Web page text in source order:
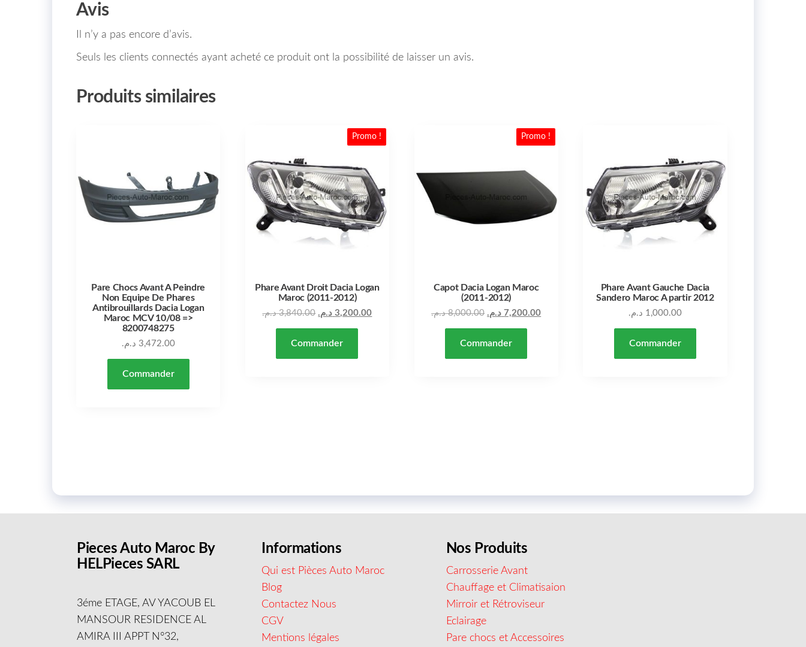
Avis
Il n’y a pas encore d’avis.
Seuls les clients connectés ayant acheté ce produit ont la possibilité de laisser un avis.
Produits similaires
Pare Chocs Avant A Peindre
Non Equipe De Phares
Antibrouillards Dacia Logan
Maroc MCV 10/08 =>
8200748275
3,472.00 د.م.
Commander
Promo !
Phare Avant Droit Dacia Logan
Maroc (2011-2012)
3,840.00 د.م. Le prix initial était : 3,840.00 د.م.. 3,200.00 د.م. Le prix actuel est : 3,200.00 د.م..
Commander
Promo !
Capot Dacia Logan Maroc
(2011-2012)
8,000.00 د.م. 7,200.00 د.م. Le prix actuel est : 7,200.00 د.م..
Commander
Phare Avant Gauche Dacia
Sandero Maroc A partir 2012
1,000.00 د.م.
Commander
Pieces Auto Maroc By
HELPieces SARL
3éme ETAGE, AV YACOUB EL
MANSOUR RESIDENCE AL
AMIRA III APPT N°32,
Informations
Qui est Pièces Auto Maroc
Blog
Contactez Nous
CGV
Mentions légales
Nos Produits
Carrosserie Avant
Chauffage et Climatisaion
Mirroir et Rétroviseur
Eclairage
Pare chocs et Accessoires